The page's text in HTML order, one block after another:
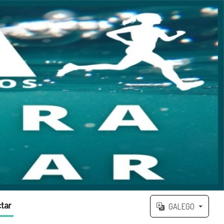
GALEGO